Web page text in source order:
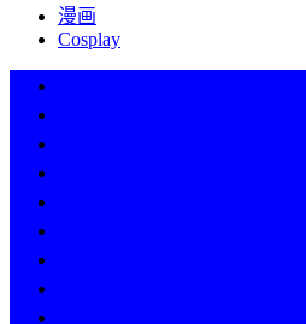
漫画
Cosplay